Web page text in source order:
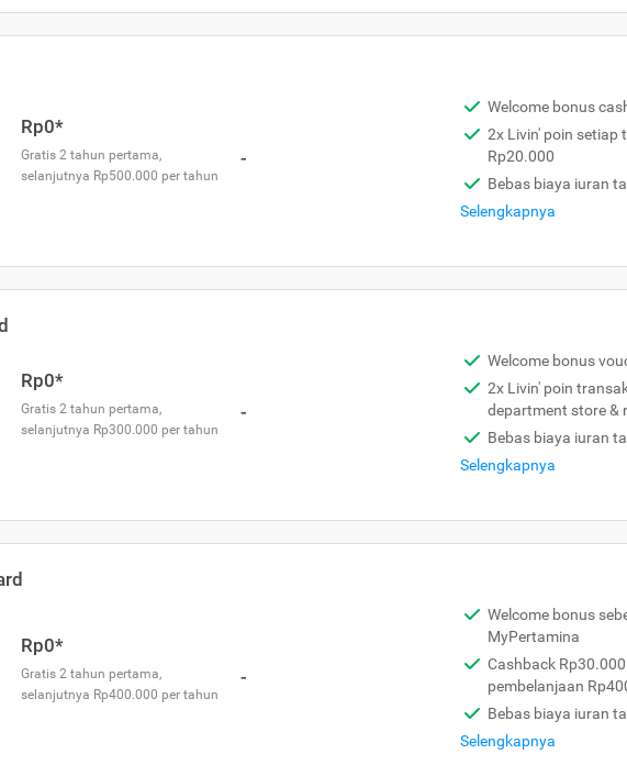
Rp0*
Gratis 2 tahun pertama,
selanjutnya Rp500.000 per tahun
-
Welcome bonus
2x Livin' poin setiap
Rp20.000
Bebas biaya iuran
Selengkapnya
Rp0*
Gratis 2 tahun pertama,
selanjutnya Rp300.000 per tahun
-
Welcome bonus
2x Livin' poin
department store &
Bebas biaya iuran
Selengkapnya
Rp0*
Gratis 2 tahun pertama,
selanjutnya Rp400.000 per tahun
-
Welcome bonus
MyPertamina
Cashback
pembelanjaan
Bebas biaya iuran
Selengkapnya